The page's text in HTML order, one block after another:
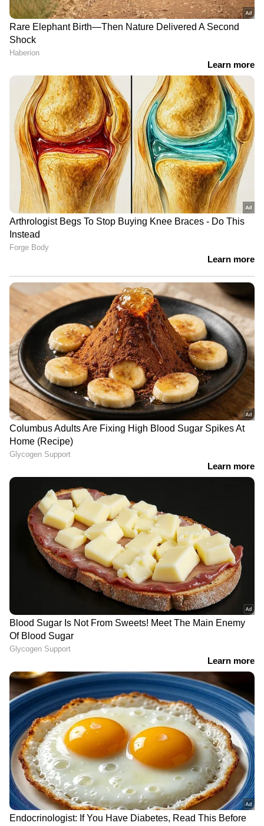
ഉയർത്തിയെന്ന് വി ഡി
സതീശൻ
വിദ്യാഭ്യാസവകുപ്പിലെ
താത്കാലിക
ജീവനക്കാർക്ക് പൊലീസ്
ക്ലിയറൻസ് നിർബന്ധം
ആർ. സു​ഗതന് നൽകിയ
എസ്കോർട്ട് പരോൾ
റദ്ദാക്കി ഉത്തരവിറക്കി
ആഭ്യന്തരവകുപ്പ്
LATEST VIDEOS
സ്ത്രീ ആരോഗ്യ സംരക്ഷണത്തിൽ
രാജ്യത്ത് മാതൃകയാകാൻ
കര്‍ണാടക; 'ഋതുതാരെ' പദ്ധതി
ഒരുങ്ങുന്നു
നിർത്തിയിട്ട കാർ കത്തിച്ചു,
യുവതിയുടെ മേൽ